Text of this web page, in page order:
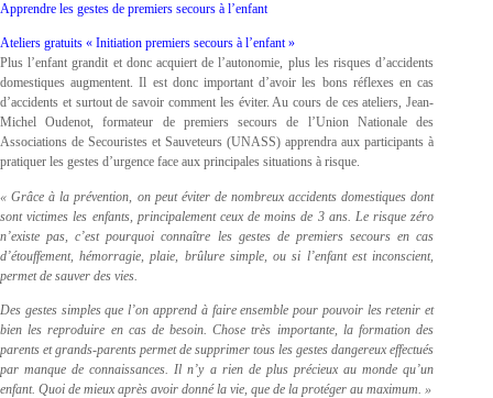
Apprendre les gestes de premiers secours à l’enfant
Ateliers gratuits « Initiation premiers secours à l’enfant »
Plus l’enfant grandit et donc acquiert de l’autonomie, plus les risques d’accidents
domestiques augmentent. Il est donc important d’avoir les bons réflexes en cas
d’accidents et surtout de savoir comment les éviter. Au cours de ces ateliers, Jean-
Michel Oudenot, formateur de premiers secours de l’Union Nationale des
Associations de Secouristes et Sauveteurs (UNASS) apprendra aux participants à
pratiquer les gestes d’urgence face aux principales situations à risque.
« Grâce à la prévention, on peut éviter de nombreux accidents domestiques dont
sont victimes les enfants, principalement ceux de moins de 3 ans. Le risque zéro
n’existe pas, c’est pourquoi connaître les gestes de premiers secours en cas
d’étouffement, hémorragie, plaie, brûlure simple, ou si l’enfant est inconscient,
permet de sauver des vies.
Des gestes simples que l’on apprend à faire ensemble pour pouvoir les retenir et
bien les reproduire en cas de besoin. Chose très importante, la formation des
parents et grands-parents permet de supprimer tous les gestes dangereux effectués
par manque de connaissances. Il n’y a rien de plus précieux au monde qu’un
enfant. Quoi de mieux après avoir donné la vie, que de la protéger au maximum. »